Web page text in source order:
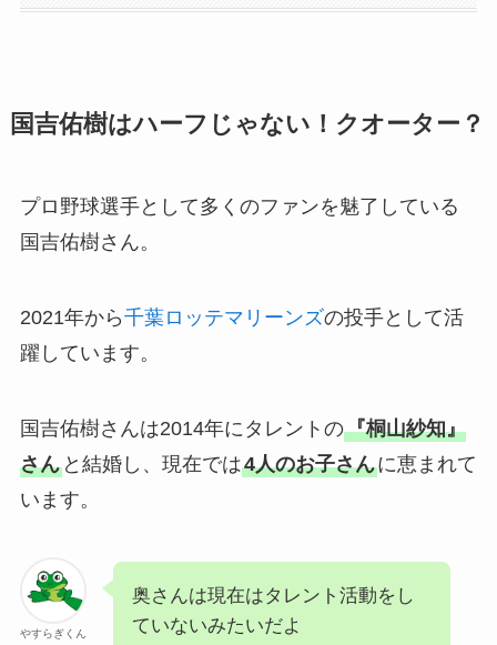
国吉佑樹はハーフじゃない！クオーター？
プロ野球選手として多くのファンを魅了している
国吉佑樹さん。
2021年から千葉ロッテマリーンズの投手として活
躍しています。
国吉佑樹さんは2014年にタレントの『桐山紗知』
さんと結婚し、現在では4人のお子さんに恵まれて
います。
やすらぎくん
奥さんは現在はタレント活動をし
ていないみたいだよ